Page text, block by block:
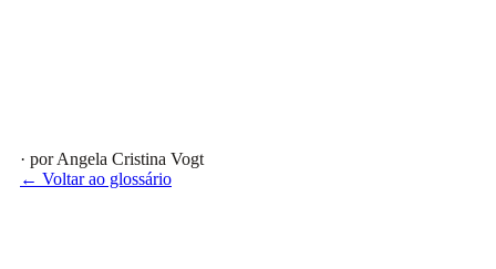
· por Angela Cristina Vogt
← Voltar ao glossário